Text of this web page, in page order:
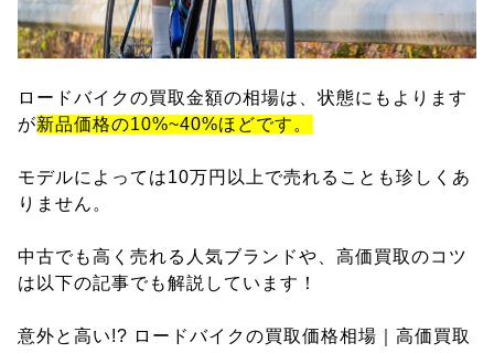
ロードバイクの買取金額の相場は、状態にもよります
が新品価格の10%~40%ほどです。
モデルによっては10万円以上で売れることも珍しくあ
りません。
中古でも高く売れる人気ブランドや、高価買取のコツ
は以下の記事でも解説しています！
意外と高い!? ロードバイクの買取価格相場｜高価買取